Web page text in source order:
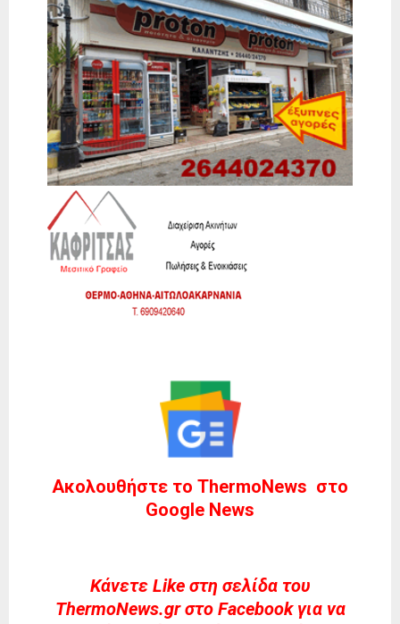
Ακολουθήστε το ThermoNews στο
Google News
Kάνετε Like στη σελίδα του
ThermoNews.gr στο Facebook για να